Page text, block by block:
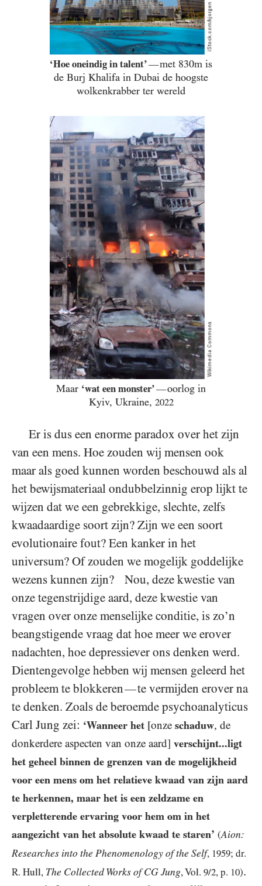
‘Hoe oneindig in talent’—met 830m is
de Burj Khalifa in Dubai de hoogste
wolkenkrabber ter wereld
Maar ‘wat een monster’—oorlog in
Kyiv, Ukraine, 2022
Er is dus een enorme paradox over het zijn
van een mens. Hoe zouden wij mensen ook
maar als goed kunnen worden beschouwd als al
het bewijsmateriaal ondubbelzinnig erop lijkt te
wijzen dat we een gebrekkige, slechte, zelfs
kwaadaardige soort zijn? Zijn we een soort
evolutionaire fout? Een kanker in het
universum? Of zouden we mogelijk goddelijke
wezens kunnen zijn? Nou, deze kwestie van
onze tegenstrijdige aard, deze kwestie van
vragen over onze menselijke conditie, is zo’n
beangstigende vraag dat hoe meer we erover
nadachten, hoe depressiever ons denken werd.
Dientengevolge hebben wij mensen geleerd het
probleem te blokkeren—te vermijden erover na
te denken. Zoals de beroemde psychoanalyticus
Carl Jung zei: ‘Wanneer het [onze schaduw, de
donkerdere aspecten van onze aard] verschijnt...ligt
het geheel binnen de grenzen van de mogelijkheid
voor een mens om het relatieve kwaad van zijn aard
te herkennen, maar het is een zeldzame en
verpletterende ervaring voor hem om in het
aangezicht van het absolute kwaad te staren’ (Aion:
Researches into the Phenomenology of the Self, 1959; dr.
R. Hull, The Collected Works of CG Jung, Vol. 9/2, p. 10).